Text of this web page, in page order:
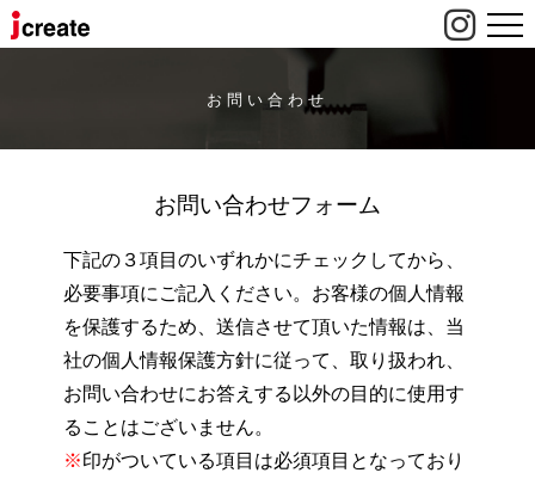
お問い合わせ
お問い合わせフォーム
下記の３項目のいずれかにチェックしてから、
必要事項にご記入ください。お客様の個人情報
を保護するため、送信させて頂いた情報は、当
社の個人情報保護方針に従って、取り扱われ、
お問い合わせにお答えする以外の目的に使用す
ることはございません。
※印がついている項目は必須項目となっており